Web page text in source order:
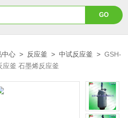
中心 > 反应釜 >中试反应釜 >GSH-
应釜 石墨烯反应釜